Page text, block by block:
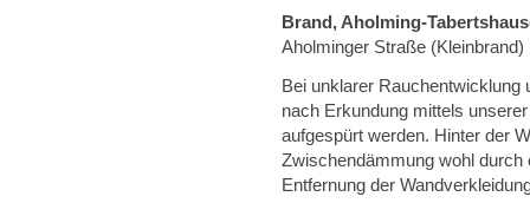
Brand, Aholming-
Aholminger Straße (Kleinbrand)
Bei unklarer
nach Erkundung mittels
aufgespürt werden. Hinter der
Zwischendämmung wohl durch
Entfernung der